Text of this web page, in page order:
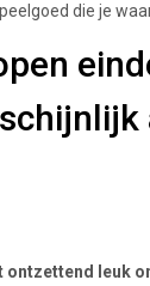
die je
ontzettend leuk